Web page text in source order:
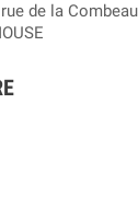
de la